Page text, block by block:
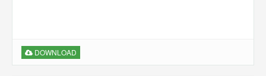
DOWNLOAD